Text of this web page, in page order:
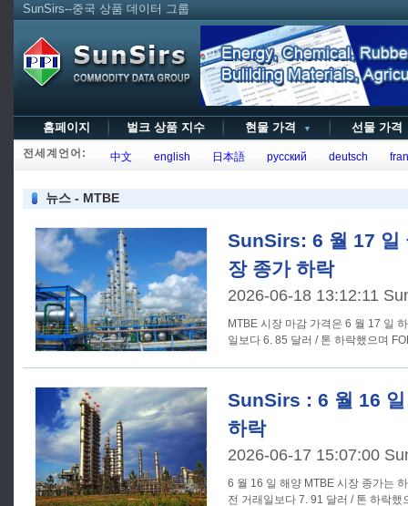
SunSirs--중국 상품 데이터 그룹
홈페이지 벌크 상품 지수 현물 가격 ▼ 선물 가
전세계언어: 中文 english 日本語 русский deutsch
뉴스 - MTBE
SunSirs: 6 월 17 일
장 종가 하락
2026-06-18 13:12:11
MTBE 시장 마감 가격은 6 월 17 일
일보다 6. 85 달러 / 톤 하락했으며
SunSirs : 6 월 16
하락
2026-06-17 15:07:00
6 월 16 일 해양 MTBE 시장 종가는
전 거래일보다 7. 91 달러 / 톤 하락